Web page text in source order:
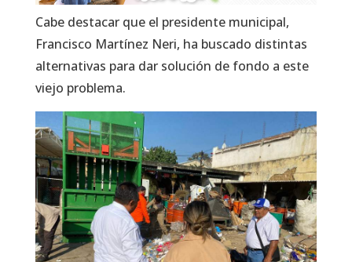
Cabe destacar que el presidente municipal,
Francisco Martínez Neri, ha buscado distintas
alternativas para dar solución de fondo a este
viejo problema.